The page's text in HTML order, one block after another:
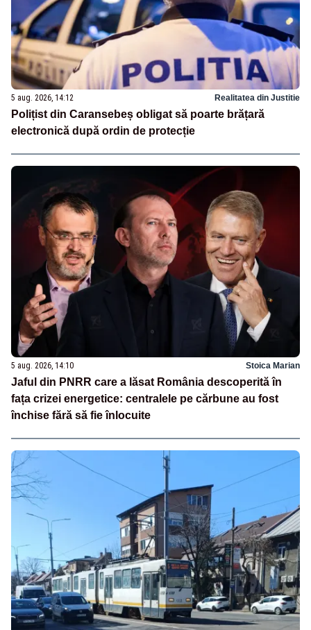
5 aug. 2026, 14:12 Realitatea din Justitie
Polițist din Caransebeș obligat să poarte brățară
electronică după ordin de protecție
5 aug. 2026, 14:10 Stoica Marian
Jaful din PNRR care a lăsat România descoperită în
fața crizei energetice: centralele pe cărbune au fost
închise fără să fie înlocuite